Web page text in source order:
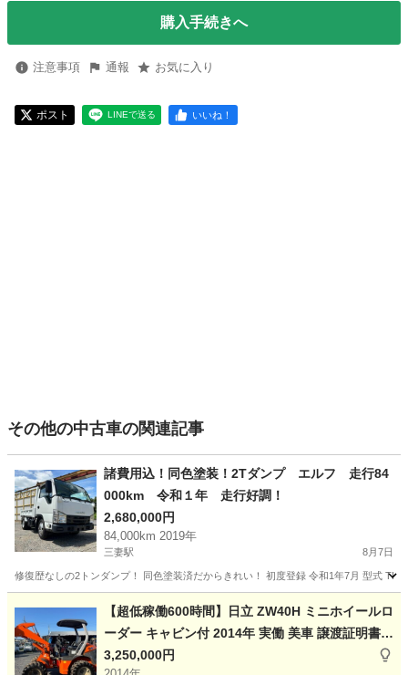
購入手続きへ
注意事項 通報 お気に入り
ポスト LINEで送る いいね！
その他の中古車の関連記事
諸費用込！同色塗装！2Tダンプ エルフ 走行84
000km 令和１年 走行好調！
2,680,000円
84,000km 2019年
三妻駅 8月7日
修復歴なしの2トンダンプ！ 同色塗装済だからきれい！ 初度登録 令和1年7月 型式
三妻駅 その他
【超低稼働600時間】日立 ZW40H ミニホイールロ
ーダー キャビン付 2014年 実働 美車 譲渡証明書あ
り HITACHI
3,250,000円